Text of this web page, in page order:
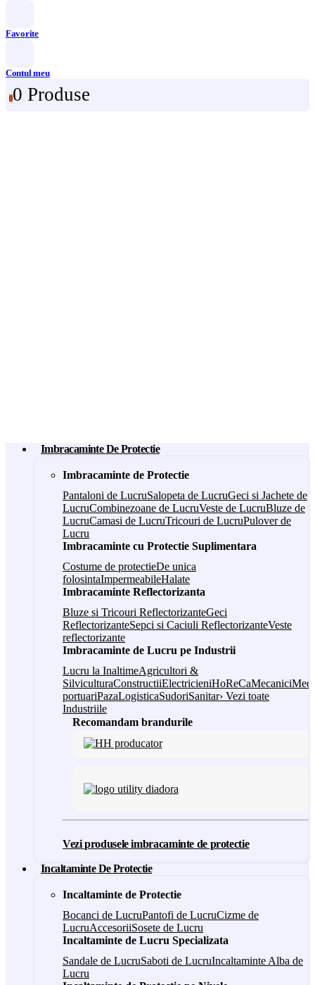
Favorite
Contul meu
00 Produse
Imbracaminte De Protectie
Imbracaminte de Protectie
Pantaloni de LucruSalopeta de LucruGeci si Jachete de
LucruCombinezoane de LucruVeste de LucruBluze de
LucruCamasi de LucruTricouri de LucruPulover de
Lucru
Imbracaminte cu Protectie Suplimentara
Costume de protectieDe unica
folosintaImpermeabileHalate
Imbracaminte Reflectorizanta
Bluze si Tricouri ReflectorizanteGeci
ReflectorizanteSepci si Caciuli ReflectorizanteVeste
reflectorizante
Imbracaminte de Lucru pe Industrii
Lucru la InaltimeAgricultori &
SilviculturaConstructiiElectricieniHoReCaMecanici
portuariPazaLogisticaSudoriSanitar› Vezi toate
Industriile
Recomandam brandurile
Vezi produsele imbracaminte de protectie
Incaltaminte De Protectie
Incaltaminte de Protectie
Bocanci de LucruPantofi de LucruCizme de
LucruAccesoriiSosete de Lucru
Incaltaminte de Lucru Specializata
Sandale de LucruSaboti de LucruIncaltaminte Alba de
Lucru